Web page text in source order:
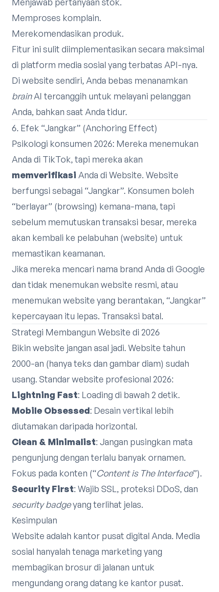
Memproses komplain.
Merekomendasikan produk.
Fitur ini sulit diimplementasikan secara maksimal
di platform media sosial yang terbatas API-nya.
Di website sendiri, Anda bebas menanamkan
brainAI tercanggih untuk melayani pelanggan
Anda, bahkan saat Anda tidur.
6. Efek “Jangkar” (Anchoring Effect)
Psikologi konsumen 2026: Mereka menemukan
Anda di TikTok, tapi mereka akan
memverifikasi Anda di Website. Website
berfungsi sebagai “Jangkar”. Konsumen boleh
“berlayar” (browsing) kemana-mana, tapi
sebelum memutuskan transaksi besar, mereka
akan kembali ke pelabuhan (website) untuk
memastikan keamanan.
Jika mereka mencari nama brand Anda di Google
dan tidak menemukan website resmi, atau
menemukan website yang berantakan, “Jangkar”
kepercayaan itu lepas. Transaksi batal.
Strategi Membangun Website di 2026
Bikin website jangan asal jadi. Website tahun
2000-an (hanya teks dan gambar diam) sudah
usang. Standar website profesional 2026:
Lightning Fast: Loading di bawah 2 detik.
Mobile Obsessed: Desain vertikal lebih
diutamakan daripada horizontal.
Clean & Minimalist: Jangan pusingkan mata
pengunjung dengan terlalu banyak ornamen.
Fokus pada konten (“Content is The Interface”).
Security First: Wajib SSL, proteksi DDoS, dan
security badgeyang terlihat jelas.
Kesimpulan
Website adalah kantor pusat digital Anda. Media
sosial hanyalah tenaga marketing yang
membagikan brosur di jalanan untuk
mengundang orang datang ke kantor pusat.